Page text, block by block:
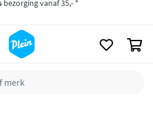
uiterlijkdinsdag
retourneren
neutraal